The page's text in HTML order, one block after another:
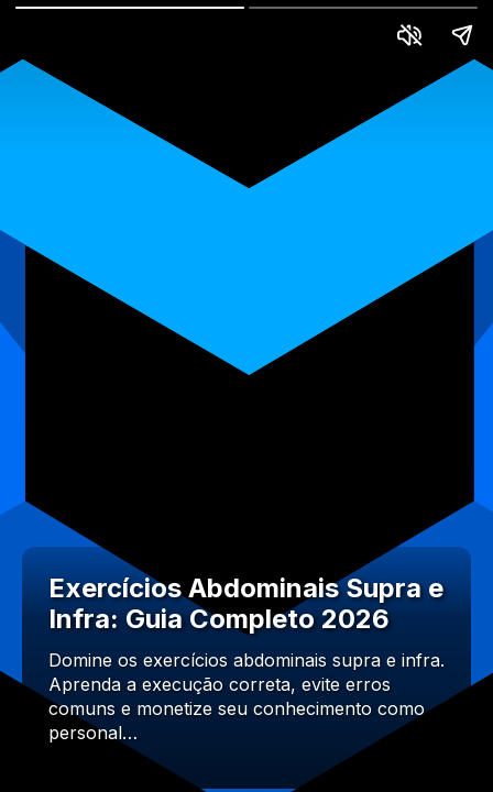
Exercícios Abdominais Supra e
Infra: Guia Completo 2026
Domine os exercícios abdominais supra e infra.
Aprenda a execução correta, evite erros
comuns e monetize seu conhecimento como
personal…